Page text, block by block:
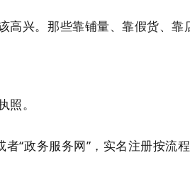
兴。那些靠铺量、靠假货、
。
“政务服务网”，实名注册按流程